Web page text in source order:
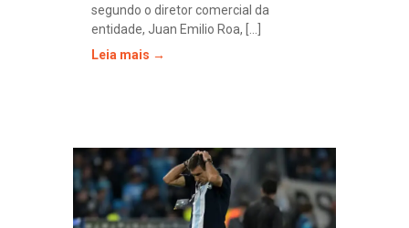
segundo o diretor comercial da
entidade, Juan Emilio Roa, [...]
Leia mais →